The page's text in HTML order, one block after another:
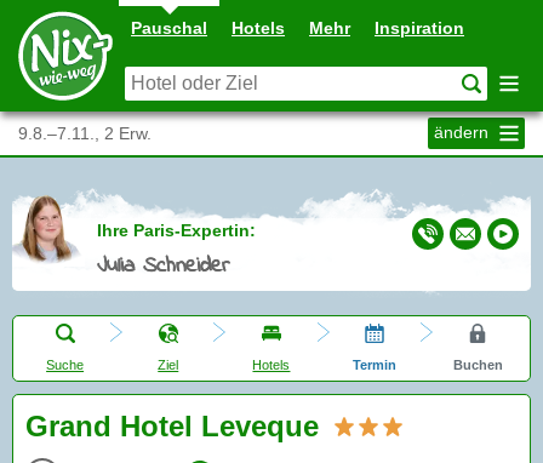
Pauschal Hotels Mehr Inspiration
9.8.–7.11., 2 Erw. ändern
Ihre Paris-Expertin:
Julia Schneider
Suche Ziel Hotels Termin Buchen
Grand Hotel Leveque